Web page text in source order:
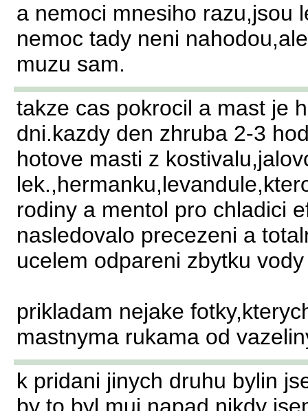
a nemoci mnesiho razu,jsou
nemoc tady neni
muzu sam.
takze cas pokrocil a mast je
dni.kazdy den zhruba 2-3
hotove masti z
rodiny a mentol pro chladici
nasledovalo precezeni a
ucelem odpareni zbytku
prikladam nejake
mastnyma rukama od
k pridani jinych druhu bylin